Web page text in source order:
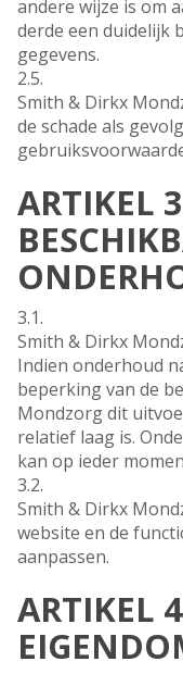
andere wijze is om
derde een duidelijk
gegevens.
2.5.
Smith & Dirkx
de schade als
ARTIKEL
3.1.
Smith & Dirkx
Indien onderhoud
beperking van de
Mondzorg dit
relatief laag is.
kan op ieder
3.2.
Smith & Dirkx
website en de
aanpassen.
ARTIKEL